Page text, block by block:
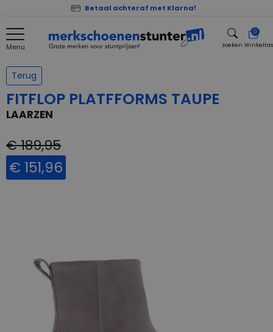
Betaal achteraf met Klarna!
Menu zoeken
0
Winkeltas
Terug
FITFLOP PLATFFORMS TAUPE
LAARZEN
€ 189,95
€ 151,96